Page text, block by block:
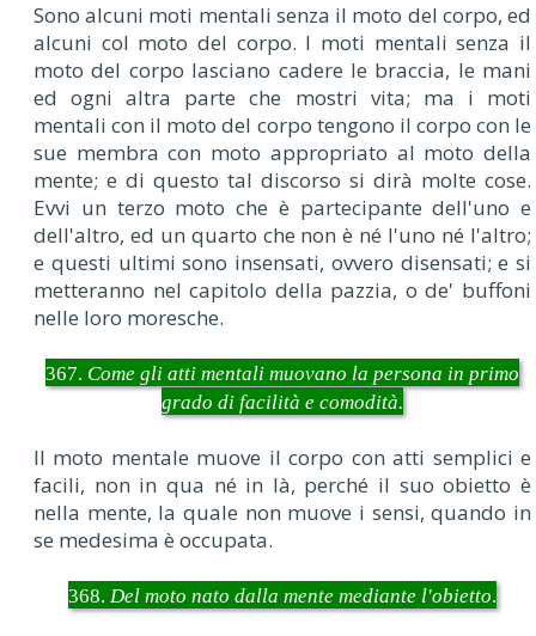
Sono alcuni moti mentali senza il moto del corpo, ed
alcuni col moto del corpo. I moti mentali senza il
moto del corpo lasciano cadere le braccia, le mani
ed ogni altra parte che mostri vita; ma i moti
mentali con il moto del corpo tengono il corpo con le
sue membra con moto appropriato al moto della
mente; e di questo tal discorso si dirà molte cose.
Evvi un terzo moto che è partecipante dell'uno e
dell'altro, ed un quarto che non è né l'uno né l'altro;
e questi ultimi sono insensati, ovvero disensati; e si
metteranno nel capitolo della pazzia, o de' buffoni
nelle loro moresche.
367. Come gli atti mentali muovano la persona in primo
grado di facilità e comodità.
Il moto mentale muove il corpo con atti semplici e
facili, non in qua né in là, perché il suo obietto è
nella mente, la quale non muove i sensi, quando in
se medesima è occupata.
368. Del moto nato dalla mente mediante l'obietto.